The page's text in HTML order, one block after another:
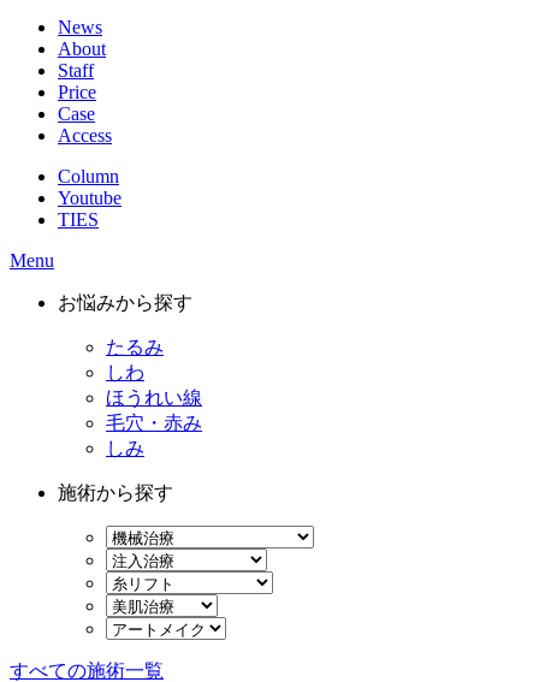
News
About
Staff
Price
Case
Access
Column
Youtube
TIES
Menu
お悩みから探す
たるみ
しわ
ほうれい線
毛穴・赤み
しみ
施術から探す
すべての施術一覧